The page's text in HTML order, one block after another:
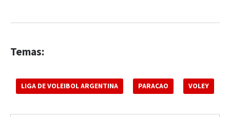
Temas:
LIGA DE VOLEIBOL ARGENTINA PARACAO VOLEY